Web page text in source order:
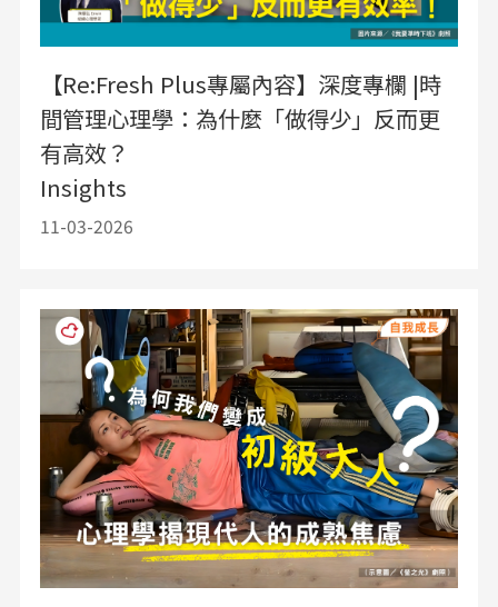
【Re:Fresh Plus專屬內容】深度專欄 |時
間管理心理學：為什麼「做得少」反而更
有高效？
Insights
11-03-2026